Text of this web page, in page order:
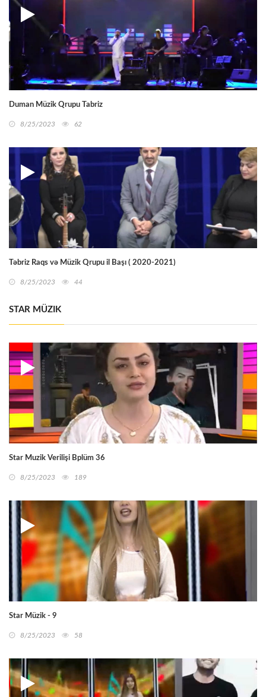
Duman Müzik Qrupu Tabriz
8/25/2023 62
Təbriz Raqs və Müzik Qrupu il Başı ( 2020-2021)
8/25/2023 44
STAR MÜZIK
Star Muzik Verilişi Bplüm 36
8/25/2023 189
Star Müzik - 9
8/25/2023 58